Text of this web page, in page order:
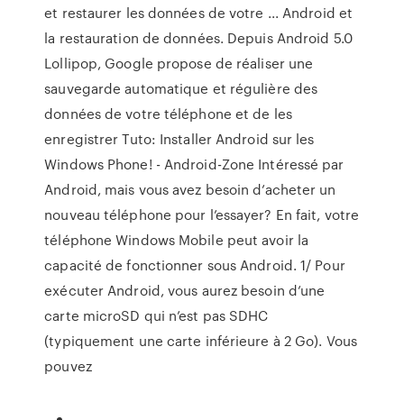
et restaurer les données de votre ... Android et
la restauration de données. Depuis Android 5.0
Lollipop, Google propose de réaliser une
sauvegarde automatique et régulière des
données de votre téléphone et de les
enregistrer Tuto: Installer Android sur les
Windows Phone! - Android-Zone Intéressé par
Android, mais vous avez besoin d’acheter un
nouveau téléphone pour l’essayer? En fait, votre
téléphone Windows Mobile peut avoir la
capacité de fonctionner sous Android. 1/ Pour
exécuter Android, vous aurez besoin d’une
carte microSD qui n’est pas SDHC
(typiquement une carte inférieure à 2 Go). Vous
pouvez